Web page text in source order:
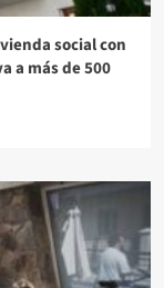
social con
a más de 500